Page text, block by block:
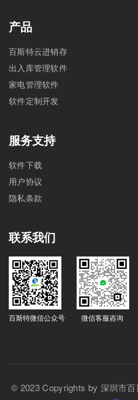
产品
百斯特云进销存
出入库管理软件
家电管理软件
软件定制开发
服务支持
软件下载
用户协议
隐私条款
联系我们
百斯特微信公众号 微信客服咨询
© 2023 Copyrights by 深圳市